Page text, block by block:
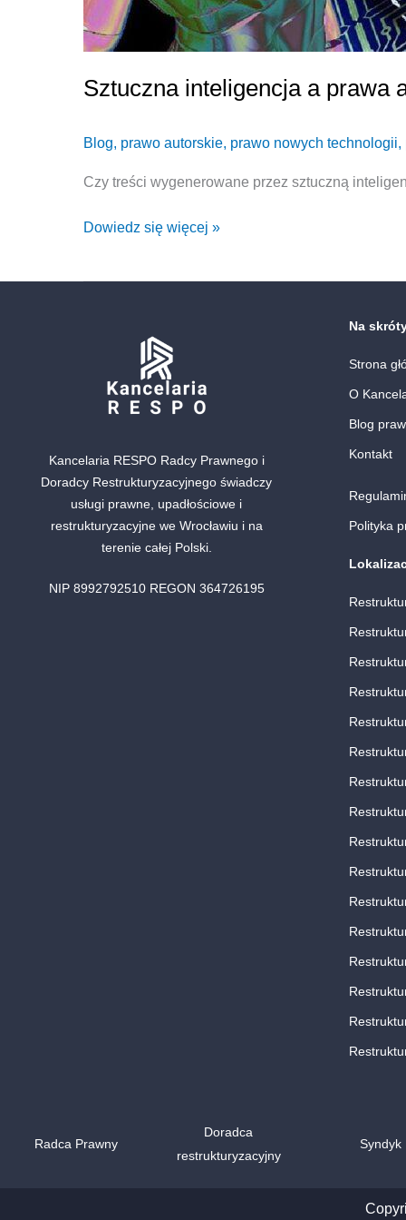
Sztuczna inteligencja a prawa
Blog, prawo autorskie, prawo nowych technologii,
Czy treści wygenerowane przez sztuczną
Dowiedz się więcej »
Kancelaria RESPO Radcy Prawnego i
Doradcy Restrukturyzacyjnego świadczy
usługi prawne, upadłościowe i
restrukturyzacyjne we Wrocławiu i na
terenie całej Polski.
NIP 8992792510 REGON 364726195
Na
Strona
O
Blog
Kontakt
Polityka
Radca Prawny
Doradca
restrukturyzacyjny
Syndyk